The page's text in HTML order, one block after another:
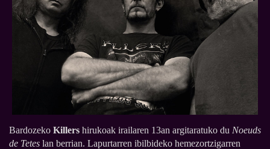
Bardozeko Killers hirukoak irailaren 13an argitaratuko du Noeuds
de Tetes lan berrian. Lapurtarren ibilbideko hemezortzigarren